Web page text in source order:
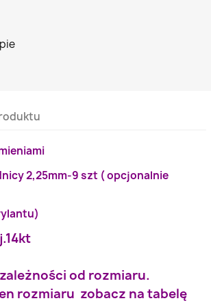
2,25mm-9 szt ( opcjonalnie
od rozmiaru.
rozmiaru zobacz na tabelę